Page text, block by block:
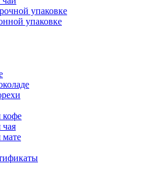
упаковке
упаковке
кофе
чая
мате